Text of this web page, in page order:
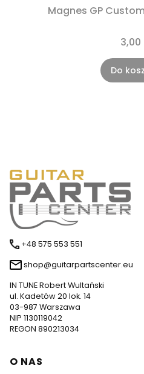
Magnes GP
3,00
Do
+48 575 553 551
shop@guitarpartscenter.eu
IN TUNE Robert Wultański
ul. Kadetów 20 lok. 14
03-987 Warszawa
NIP 1130119042
REGON 890213034
Linki w stopce
O NAS